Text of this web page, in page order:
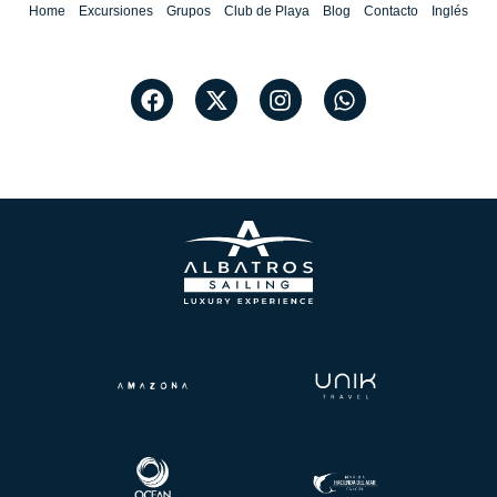
Home Excursiones Grupos Club de Playa Blog Contacto Inglés